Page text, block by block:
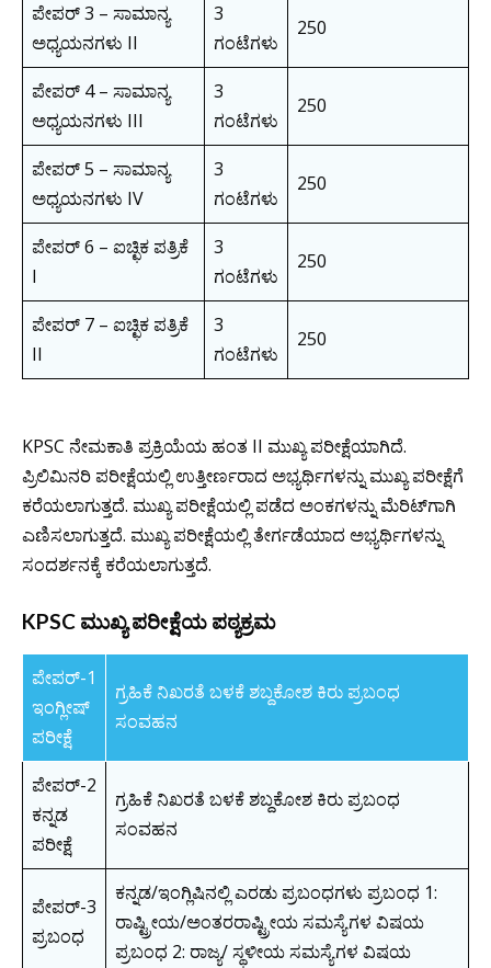
ಪೇಪರ್ 3 – ಸಾಮಾನ್ಯ
ಅಧ್ಯಯನಗಳು II
3
ಗಂಟೆಗಳು
250
ಪೇಪರ್ 4 – ಸಾಮಾನ್ಯ
ಅಧ್ಯಯನಗಳು III
3
ಗಂಟೆಗಳು
250
ಪೇಪರ್ 5 – ಸಾಮಾನ್ಯ
ಅಧ್ಯಯನಗಳು IV
3
ಗಂಟೆಗಳು
250
ಪೇಪರ್ 6 – ಐಚ್ಛಿಕ ಪತ್ರಿಕೆ
I
3
ಗಂಟೆಗಳು
250
ಪೇಪರ್ 7 – ಐಚ್ಛಿಕ ಪತ್ರಿಕೆ
II
3
ಗಂಟೆಗಳು
250
KPSC ನೇಮಕಾತಿ ಪ್ರಕ್ರಿಯೆಯ ಹಂತ II ಮುಖ್ಯ ಪರೀಕ್ಷೆಯಾಗಿದೆ.
ಪ್ರಿಲಿಮಿನರಿ ಪರೀಕ್ಷೆಯಲ್ಲಿ ಉತ್ತೀರ್ಣರಾದ ಅಭ್ಯರ್ಥಿಗಳನ್ನು ಮುಖ್ಯ ಪರೀಕ್ಷೆಗೆ
ಕರೆಯಲಾಗುತ್ತದೆ. ಮುಖ್ಯ ಪರೀಕ್ಷೆಯಲ್ಲಿ ಪಡೆದ ಅಂಕಗಳನ್ನು ಮೆರಿಟ್‌ಗಾಗಿ
ಎಣಿಸಲಾಗುತ್ತದೆ. ಮುಖ್ಯ ಪರೀಕ್ಷೆಯಲ್ಲಿ ತೇರ್ಗಡೆಯಾದ ಅಭ್ಯರ್ಥಿಗಳನ್ನು
ಸಂದರ್ಶನಕ್ಕೆ ಕರೆಯಲಾಗುತ್ತದೆ.
KPSC ಮುಖ್ಯ ಪರೀಕ್ಷೆಯ ಪಠ್ಯಕ್ರಮ
ಪೇಪರ್-1
ಇಂಗ್ಲೀಷ್
ಪರೀಕ್ಷೆ
ಗ್ರಹಿಕೆ ನಿಖರತೆ ಬಳಕೆ ಶಬ್ದಕೋಶ ಕಿರು ಪ್ರಬಂಧ
ಸಂವಹನ
ಪೇಪರ್-2
ಕನ್ನಡ
ಪರೀಕ್ಷೆ
ಗ್ರಹಿಕೆ ನಿಖರತೆ ಬಳಕೆ ಶಬ್ದಕೋಶ ಕಿರು ಪ್ರಬಂಧ
ಸಂವಹನ
ಪೇಪರ್-3
ಪ್ರಬಂಧ
ಕನ್ನಡ/ಇಂಗ್ಲಿಷಿನಲ್ಲಿ ಎರಡು ಪ್ರಬಂಧಗಳು ಪ್ರಬಂಧ 1:
ರಾಷ್ಟ್ರೀಯ/ಅಂತರರಾಷ್ಟ್ರೀಯ ಸಮಸ್ಯೆಗಳ ವಿಷಯ
ಪ್ರಬಂಧ 2: ರಾಜ್ಯ/ ಸ್ಥಳೀಯ ಸಮಸ್ಯೆಗಳ ವಿಷಯ